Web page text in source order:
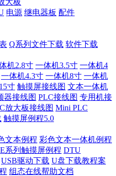
大板
电源 继电器板 配件
Q系列文件下载 软件下载
机2.8寸 一体机3.5寸 一体机4
一体机4.3寸 一体机8寸 一体机
寸 触摸屏接线图 文本一体机
器接线图 PLC接线图 专用机接
放大板接线图 Mini PLC
触摸屏例程5.0
文本例程 彩色文本一体机例程
E系列触摸屏例程 DTU
USB驱动下载 U盘下载教程案
组态在线帮助文档